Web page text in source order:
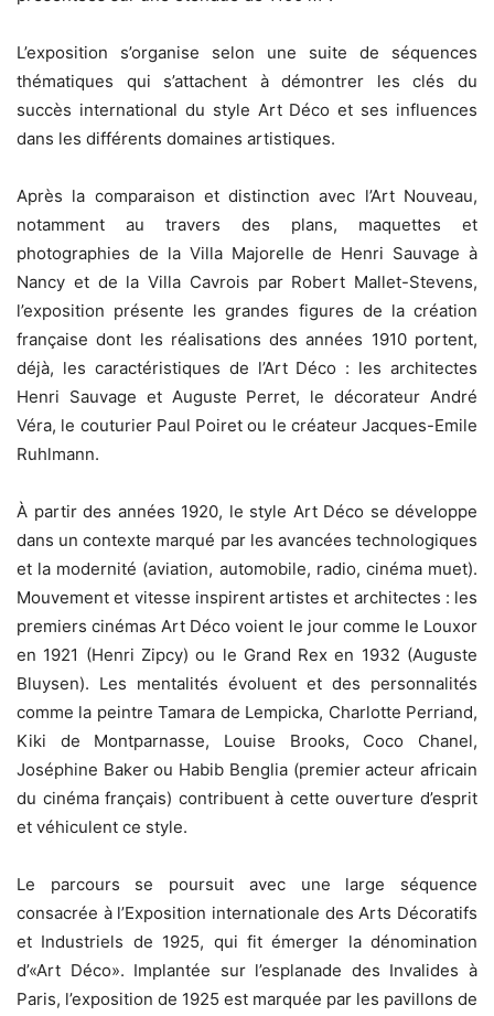
L’exposition s’organise selon une suite de séquences
thématiques qui s’attachent à démontrer les clés du
succès international du style Art Déco et ses influences
dans les différents domaines artistiques.
Après la comparaison et distinction avec l’Art Nouveau,
notamment au travers des plans, maquettes et
photographies de la Villa Majorelle de Henri Sauvage à
Nancy et de la Villa Cavrois par Robert Mallet-Stevens,
l’exposition présente les grandes figures de la création
française dont les réalisations des années 1910 portent,
déjà, les caractéristiques de l’Art Déco : les architectes
Henri Sauvage et Auguste Perret, le décorateur André
Véra, le couturier Paul Poiret ou le créateur Jacques-Emile
Ruhlmann.
À partir des années 1920, le style Art Déco se développe
dans un contexte marqué par les avancées technologiques
et la modernité (aviation, automobile, radio, cinéma muet).
Mouvement et vitesse inspirent artistes et architectes : les
premiers cinémas Art Déco voient le jour comme le Louxor
en 1921 (Henri Zipcy) ou le Grand Rex en 1932 (Auguste
Bluysen). Les mentalités évoluent et des personnalités
comme la peintre Tamara de Lempicka, Charlotte Perriand,
Kiki de Montparnasse, Louise Brooks, Coco Chanel,
Joséphine Baker ou Habib Benglia (premier acteur africain
du cinéma français) contribuent à cette ouverture d’esprit
et véhiculent ce style.
Le parcours se poursuit avec une large séquence
consacrée à l’Exposition internationale des Arts Décoratifs
et Industriels de 1925, qui fit émerger la dénomination
d’«Art Déco». Implantée sur l’esplanade des Invalides à
Paris, l’exposition de 1925 est marquée par les pavillons de